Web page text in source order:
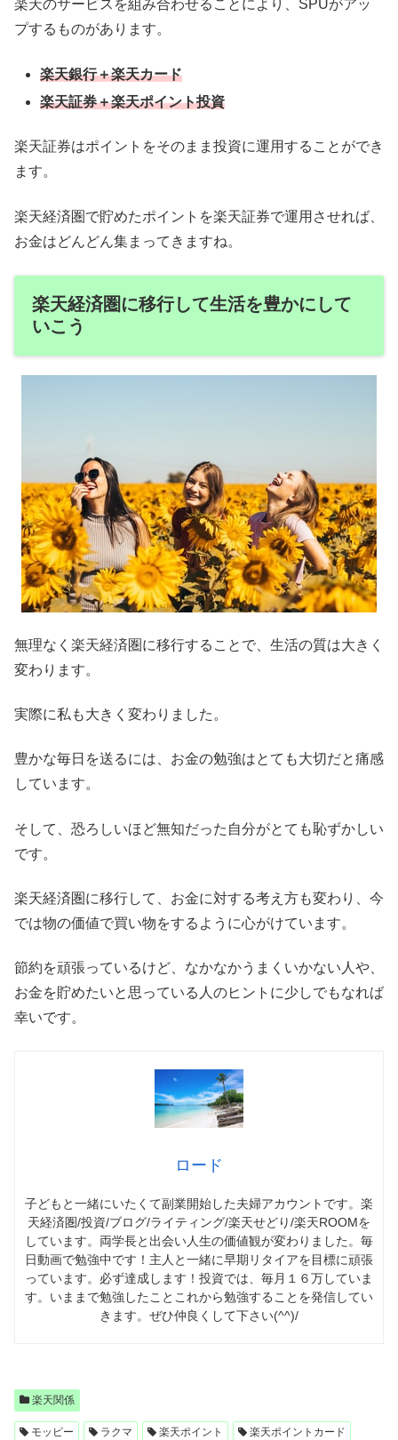
楽天のサービスを組み合わせることにより、SPUがアッ
プするものがあります。
楽天銀行＋楽天カード
楽天証券＋楽天ポイント投資
楽天証券はポイントをそのまま投資に運用することができ
ます。
楽天経済圏で貯めたポイントを楽天証券で運用させれば、
お金はどんどん集まってきますね。
楽天経済圏に移行して生活を豊かにして
いこう
無理なく楽天経済圏に移行することで、生活の質は大きく
変わります。
実際に私も大きく変わりました。
豊かな毎日を送るには、お金の勉強はとても大切だと痛感
しています。
そして、恐ろしいほど無知だった自分がとても恥ずかしい
です。
楽天経済圏に移行して、お金に対する考え方も変わり、今
では物の価値で買い物をするように心がけています。
節約を頑張っているけど、なかなかうまくいかない人や、
お金を貯めたいと思っている人のヒントに少しでもなれば
幸いです。
ロード
子どもと一緒にいたくて副業開始した夫婦アカウントです。楽
天経済圏/投資/ブログ/ライティング/楽天せどり/楽天ROOMを
しています。両学長と出会い人生の価値観が変わりました。毎
日動画で勉強中です！主人と一緒に早期リタイアを目標に頑張
っています。必ず達成します！投資では、毎月１６万していま
す。いままで勉強したことこれから勉強することを発信してい
きます。ぜひ仲良くして下さい(^^)/
楽天関係
モッピー ラクマ 楽天ポイント
楽天ポイントカード